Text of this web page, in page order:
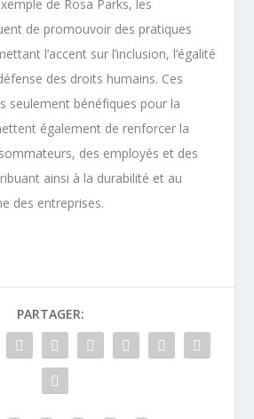
de Rosa Parks, les
de promouvoir des pratiques
l’accent sur l’inclusion, l’égalité
des droits humains. Ces
seulement bénéfiques pour la
également de renforcer la
des employés et des
ainsi à la durabilité et au
des entreprises.
PARTAGER: